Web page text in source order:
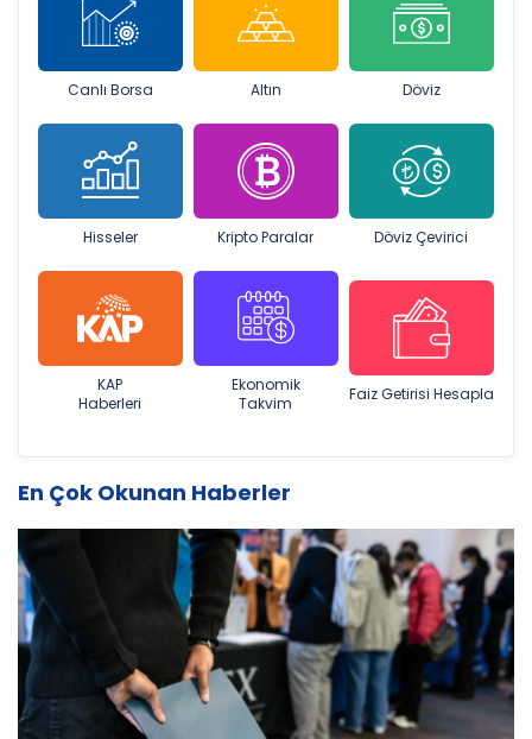
Canlı Borsa Altın Döviz
Hisseler Kripto Paralar Döviz Çevirici
KAP
Haberleri
Ekonomik
Takvim
Faiz Getirisi Hesapla
En Çok Okunan Haberler